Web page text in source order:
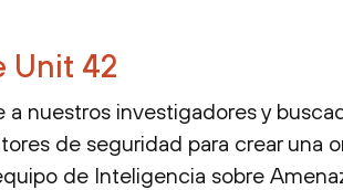
Unit 42
a nuestros investigadores y
de seguridad para crear una
de Inteligencia sobre